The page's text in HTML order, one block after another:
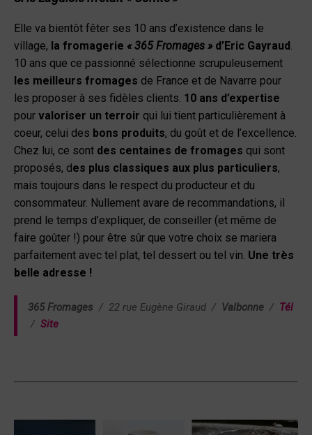
Elle va bientôt fêter ses 10 ans d’existence dans le
village, la fromagerie « 365 Fromages » d’Eric Gayraud
10 ans que ce passionné sélectionne scrupuleusement
les meilleurs fromages de France et de Navarre pour
les proposer à ses fidèles clients. 10 ans d’expertise
pour valoriser un terroir qui lui tient particulièrement à
coeur, celui des bons produits, du goût et de l’excellence.
Chez lui, ce sont des centaines de fromages qui sont
proposés, des plus classiques aux plus particuliers,
mais toujours dans le respect du producteur et du
consommateur. Nullement avare de recommandations, il
prend le temps d’expliquer, de conseiller (et même de
faire goûter !) pour être sûr que votre choix se mariera
parfaitement avec tel plat, tel dessert ou tel vin. Une très
belle adresse !
365 Fromages / 22 rue Eugène Giraud / Valbonne / Tél
/ Site